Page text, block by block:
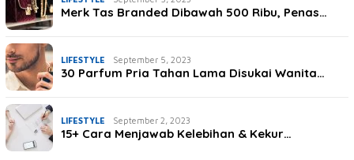
Merk Tas Branded Dibawah 500 Ribu, Penas…
LIFESTYLE September 5, 2023
30 Parfum Pria Tahan Lama Disukai Wanita…
LIFESTYLE September 2, 2023
15+ Cara Menjawab Kelebihan & Kekur…